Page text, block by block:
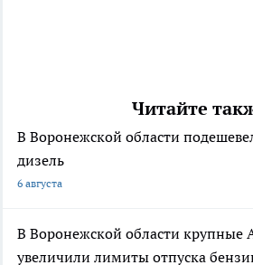
Читайте
В Воронежской области
дизель
6 августа
В Воронежской области крупные
увеличили лимиты отпуска